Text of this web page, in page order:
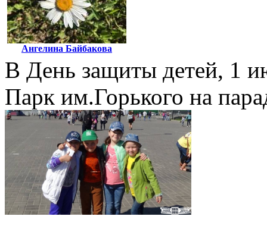
Ангелина Байбакова
В День защиты детей, 1
Парк им.Горького на